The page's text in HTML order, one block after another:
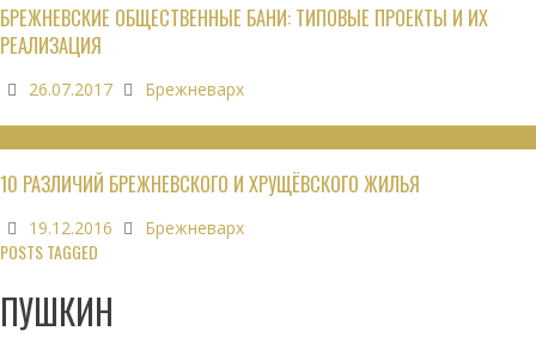
БРЕЖНЕВСКИЕ ОБЩЕСТВЕННЫЕ БАНИ: ТИПОВЫЕ ПРОЕКТЫ И ИХ
РЕАЛИЗАЦИЯ
26.07.2017 Брежневарх
10 РАЗЛИЧИЙ БРЕЖНЕВСКОГО И ХРУЩЁВСКОГО ЖИЛЬЯ
19.12.2016 Брежневарх
POSTS TAGGED
ПУШКИН